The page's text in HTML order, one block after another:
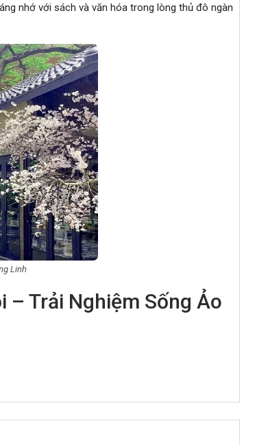
nhớ với sách và văn hóa trong lòng thủ đô ngàn
Linh
– Trải Nghiệm Sống Ảo